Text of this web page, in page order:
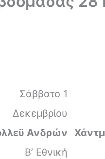
Σάββατο 1
Δεκεμβρίου
Ανδρών
Β’ Εθνική